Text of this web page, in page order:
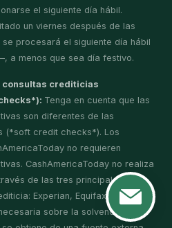
el siguiente día hábil.
un viernes después de las
procesará el siguiente día hábil
a menos que sea día festivo.
consultas crediticias
Tenga en cuenta que las
son diferentes de las
(*soft credit checks*). Los
no requieren
CashAmericaToday no realiza
de las tres principales
Experian, Equifax o
sobre la solvencia